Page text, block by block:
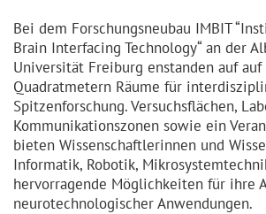
Bei dem Forschungsneubau IMBIT
Brain Interfacing Technology“ an der
Universität Freiburg enstanden auf
Quadratmetern Räume für
Spitzenforschung. Versuchsflächen,
Kommunikationszonen sowie ein
bieten Wissenschaftlerinnen und
Informatik, Robotik,
hervorragende Möglichkeiten für ihre
neurotechnologischer Anwendungen.